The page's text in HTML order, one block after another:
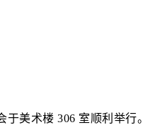
美术楼 306 室顺利举